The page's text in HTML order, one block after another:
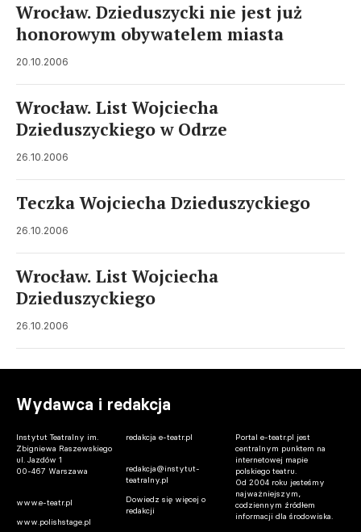
Wrocław. Dzieduszycki nie jest już
honorowym obywatelem miasta
20.10.2006
Wrocław. List Wojciecha
Dzieduszyckiego w Odrze
26.10.2006
Teczka Wojciecha Dzieduszyckiego
26.10.2006
Wrocław. List Wojciecha
Dzieduszyckiego
26.10.2006
Wydawca i redakcja
Instytut Teatralny im.
Zbigniewa Raszewskiego
ul. Jazdów 1
00-467 Warszawa
www.e-teatr.pl
www.polishstage.pl
redakcja e-teatr.pl
redakcja@instytut-
teatralny.pl
Dowiedz się więcej o
redakcji
Portal e-teatr.pl jest
centralnym punktem na
internetowej mapie
polskiego teatru.
Od 2004 roku jesteśmy
najważniejszym,
codziennym źródłem
informacji dla środowiska.